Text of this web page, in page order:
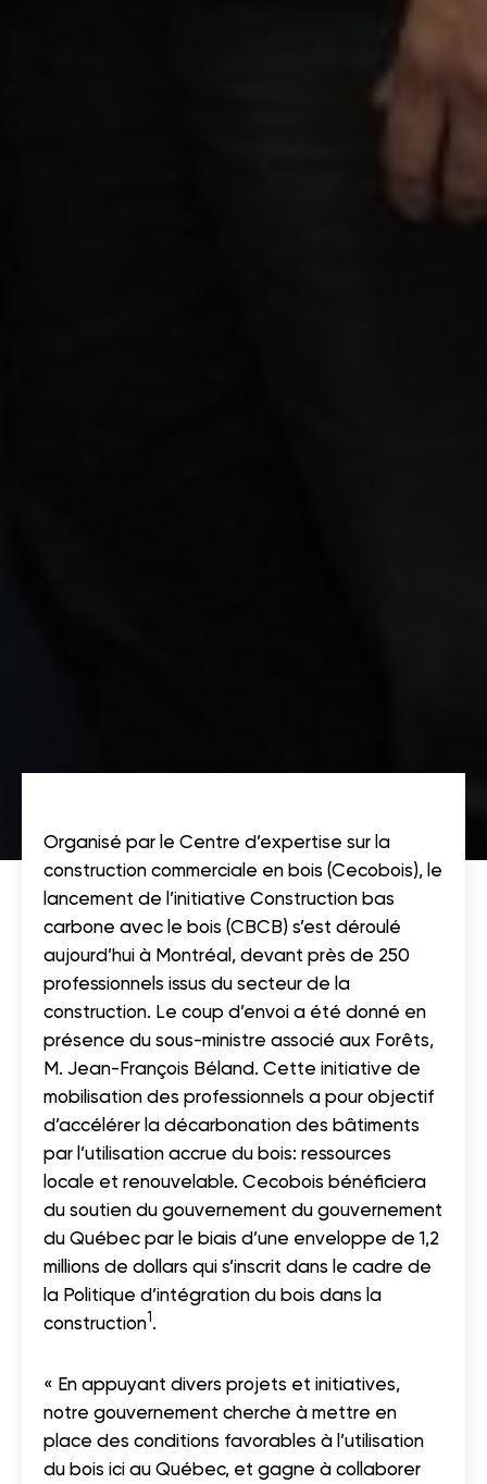
Organisé par le Centre d’expertise sur la
construction commerciale en bois (Cecobois), le
lancement de l’initiative Construction bas
carbone avec le bois (CBCB) s’est déroulé
aujourd’hui à Montréal, devant près de 250
professionnels issus du secteur de la
construction. Le coup d’envoi a été donné en
présence du sous-ministre associé aux Forêts,
M. Jean-François Béland. Cette initiative de
mobilisation des professionnels a pour objectif
d’accélérer la décarbonation des bâtiments
par l’utilisation accrue du bois: ressources
locale et renouvelable. Cecobois bénéficiera
du soutien du gouvernement du gouvernement
du Québec par le biais d’une enveloppe de 1,2
millions de dollars qui s’inscrit dans le cadre de
la Politique d’intégration du bois dans la
construction1 .
« En appuyant divers projets et initiatives,
notre gouvernement cherche à mettre en
place des conditions favorables à l’utilisation
du bois ici au Québec, et gagne à collaborer